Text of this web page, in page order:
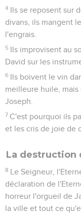
4 Ils se reposent sur
divans, ils mangent
l'engrais.
5 Ils improvisent au
David sur les
6 Ils boivent le vin
meilleure huile, mais
Joseph.
7 C'est pourquoi ils
et les cris de joie de
La destruction
8 Le Seigneur,
déclaration de
horreur l'orgueil de
la ville et tout ce